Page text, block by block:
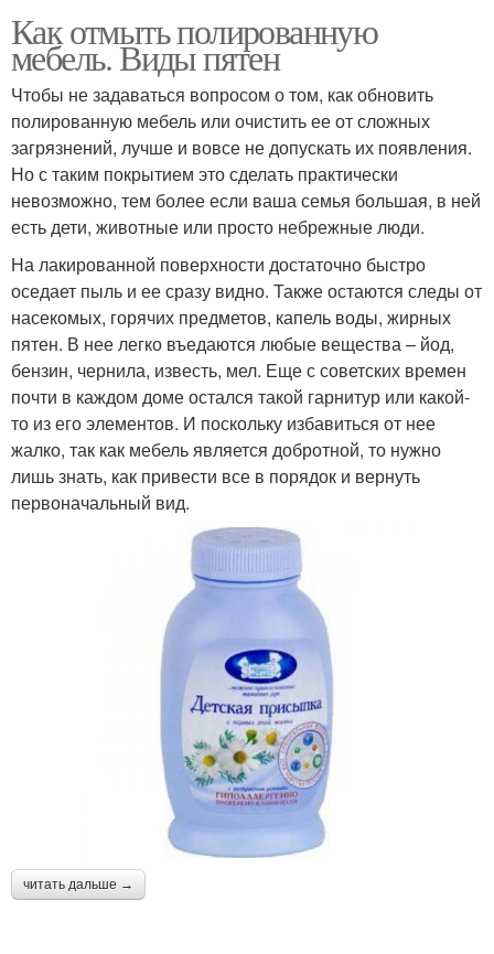
Как отмыть полированную
мебель. Виды пятен
Чтобы не задаваться вопросом о том, как обновить
полированную мебель или очистить ее от сложных
загрязнений, лучше и вовсе не допускать их появления.
Но с таким покрытием это сделать практически
невозможно, тем более если ваша семья большая, в ней
есть дети, животные или просто небрежные люди.
На лакированной поверхности достаточно быстро
оседает пыль и ее сразу видно. Также остаются следы от
насекомых, горячих предметов, капель воды, жирных
пятен. В нее легко въедаются любые вещества – йод,
бензин, чернила, известь, мел. Еще с советских времен
почти в каждом доме остался такой гарнитур или какой-
то из его элементов. И поскольку избавиться от нее
жалко, так как мебель является добротной, то нужно
лишь знать, как привести все в порядок и вернуть
первоначальный вид.
читать дальше →